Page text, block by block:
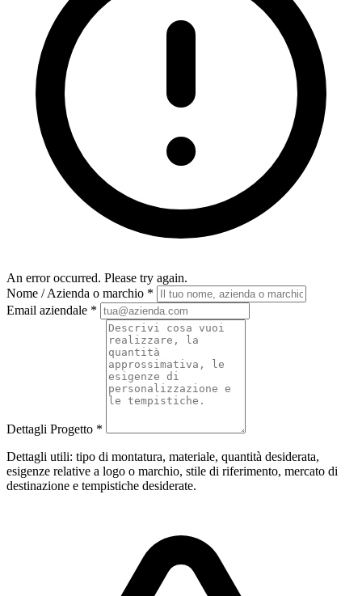
An error occurred. Please try again.
Nome / Azienda o marchio *
Email aziendale *
Dettagli Progetto *
Dettagli utili: tipo di montatura, materiale, quantità desiderata,
esigenze relative a logo o marchio, stile di riferimento, mercato di
destinazione e tempistiche desiderate.